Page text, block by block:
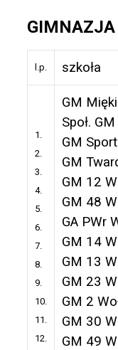
l.p. szkoła
1.
2.
3.
4.
5.
6.
7.
8.
9.
10.
11.
12.
GM
Społ.
GM
GM
GM 12
GM 48
GA PWr
GM 14
GM 13
GM 23
GM 2
GM 30
GM 49